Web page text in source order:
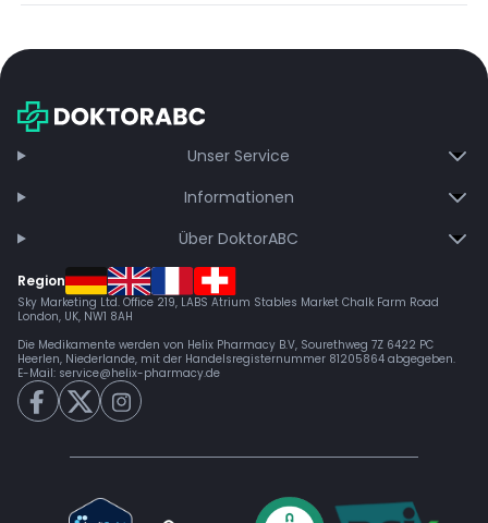
Schmerzen bieten. Die ausgewogene Sativa-Wirkung macht diesen
Stimulation mit körperlicher Entspannung verbinden möchten. Die
hilfreich sein. Weitere Forschung ist erforderlich, aber Candyland
kann derzeit für folgende Zwecke verwendet werden:
Schmerzlinderung ohne starke Sedierung
Stressabbau mit erhaltener Energie
Förderung von Kreativität und Fokus
Unser Service
Informationen
Über DoktorABC
Region
Sky Marketing Ltd. Office 219, LABS Atrium Stables Market Chalk Farm Road
London, UK, NW1 8AH
Die Medikamente werden von Helix Pharmacy B.V, Sourethweg 7Z 6422 PC
Heerlen, Niederlande, mit der Handelsregisternummer 81205864 abgegeben.
E-Mail: service@helix-pharmacy.de